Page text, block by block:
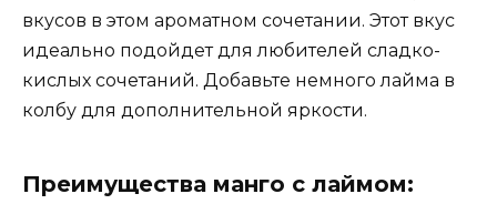
вкусов в этом ароматном сочетании. Этот вкус
идеально подойдет для любителей сладко-
кислых сочетаний. Добавьте немного лайма в
колбу для дополнительной яркости.
Преимущества манго с лаймом: